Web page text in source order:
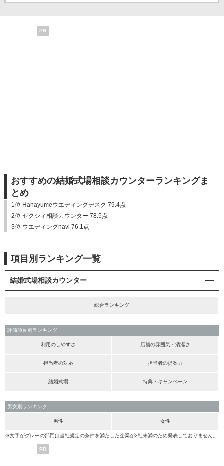
PR
おすすめの結婚式場相談カウンターランキングま
とめ
1位 Hanayumeウエディングデスク 79.4点
2位 ゼクシィ相談カウンター 78.5点
3位 ウエディングnavi 76.1点
項目別ランキング一覧
結婚式場相談カウンター
総合ランキング
評価項目別ランキング
利用のしやすさ 店舗の雰囲気・清潔さ
担当者の対応 担当者の提案力
結婚式場 特典・キャンペーン
男女別ランキング
男性 女性
※文字がグレーの部門は当社規定の条件を満たした企業が2社未満のため発表しておりません。
PR